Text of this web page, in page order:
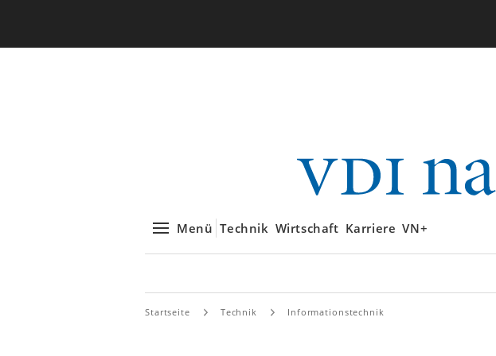
Menü Technik Wirtschaft Karriere VN+
Startseite Technik Informationstechnik